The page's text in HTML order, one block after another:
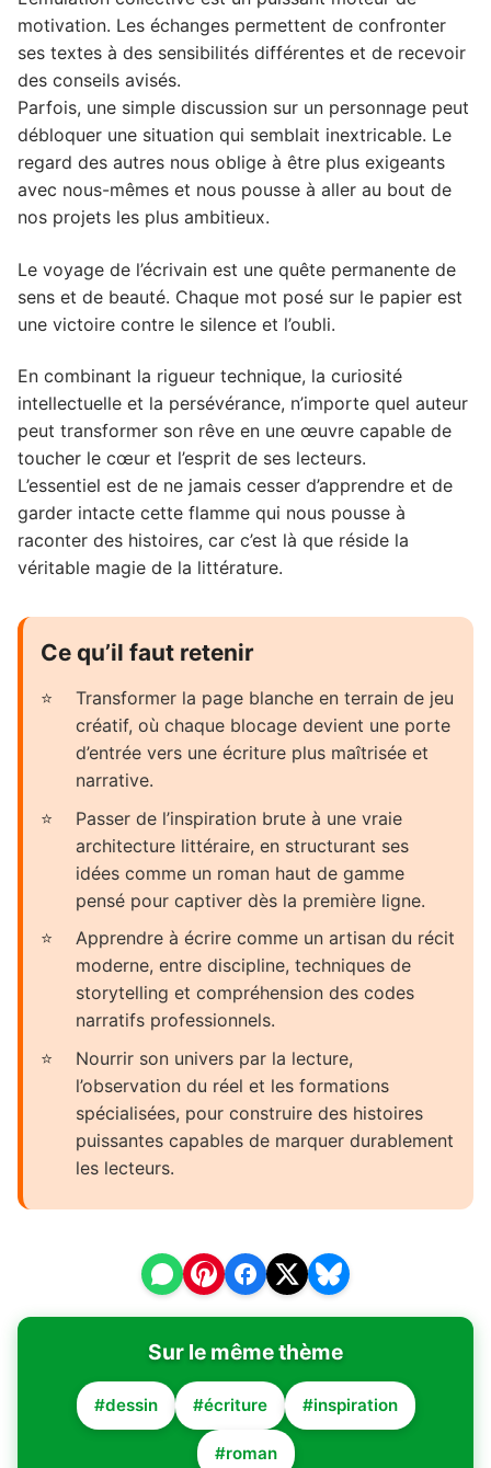
motivation. Les échanges permettent de confronter
ses textes à des sensibilités différentes et de recevoir
des conseils avisés.
Parfois, une simple discussion sur un personnage peut
débloquer une situation qui semblait inextricable. Le
regard des autres nous oblige à être plus exigeants
avec nous-mêmes et nous pousse à aller au bout de
nos projets les plus ambitieux.
Le voyage de l’écrivain est une quête permanente de
sens et de beauté. Chaque mot posé sur le papier est
une victoire contre le silence et l’oubli.
En combinant la rigueur technique, la curiosité
intellectuelle et la persévérance, n’importe quel auteur
peut transformer son rêve en une œuvre capable de
toucher le cœur et l’esprit de ses lecteurs.
L’essentiel est de ne jamais cesser d’apprendre et de
garder intacte cette flamme qui nous pousse à
raconter des histoires, car c’est là que réside la
véritable magie de la littérature.
Ce qu’il faut retenir
Transformer la page blanche en terrain de jeu
créatif, où chaque blocage devient une porte
d’entrée vers une écriture plus maîtrisée et
narrative.
Passer de l’inspiration brute à une vraie
architecture littéraire, en structurant ses
idées comme un roman haut de gamme
pensé pour captiver dès la première ligne.
Apprendre à écrire comme un artisan du récit
moderne, entre discipline, techniques de
storytelling et compréhension des codes
narratifs professionnels.
Nourrir son univers par la lecture,
l’observation du réel et les formations
spécialisées, pour construire des histoires
puissantes capables de marquer durablement
les lecteurs.
Sur le même thème
#dessin #écriture #inspiration
#roman